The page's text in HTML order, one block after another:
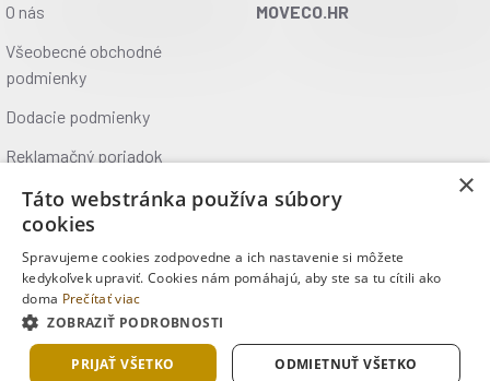
O nás
Všeobecné obchodné
podmienky
Dodacie podmienky
Reklamačný poriadok
Ochrana údajov
Kontakt
Kde nás nájdete
MOVECO.HR
Copyright © 2025, MOVECO s.r.o., Všetky práva vyhradené
×
Táto webstránka používa súbory
cookies
Spravujeme cookies zodpovedne a ich nastavenie si môžete
kedykoľvek upraviť. Cookies nám pomáhajú, aby ste sa tu cítili ako
doma Prečítať viac
ZOBRAZIŤ PODROBNOSTI
PRIJAŤ VŠETKO ODMIETNUŤ VŠETKO